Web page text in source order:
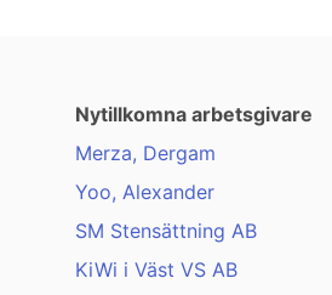
Nytillkomna arbetsgivare
Merza, Dergam
Yoo, Alexander
SM Stensättning AB
KiWi i Väst VS AB